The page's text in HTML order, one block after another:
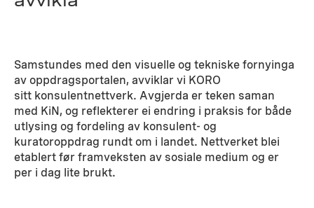
Samstundes med den visuelle og tekniske fornyinga
av oppdragsportalen, avviklar vi KORO
sitt konsulentnettverk. Avgjerda er teken saman
med KiN, og reflekterer ei endring i praksis for både
utlysing og fordeling av konsulent- og
kuratoroppdrag rundt om i landet. Nettverket blei
etablert før framveksten av sosiale medium og er
per i dag lite brukt.